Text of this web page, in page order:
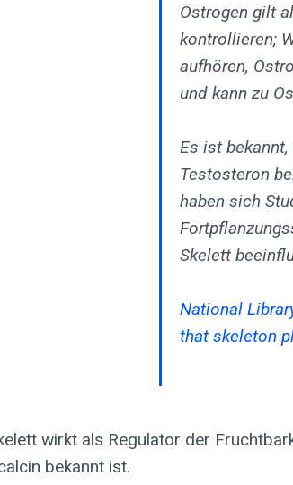
Östrogen gilt
kontrollieren;
aufhören,
und kann zu
Es ist
Testosteron
haben sich
Skelett
National
that skeleton
wirkt als Regulator der
bekannt ist.